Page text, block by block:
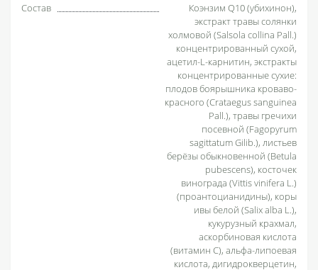
Состав
Коэнзим Q10 (убихинон),
экстракт травы солянки
холмовой (Salsola collina Pall.)
концентрированный сухой,
ацетил-L-карнитин, экстракты
концентрированные сухие:
плодов боярышника кроваво-
красного (Crataegus sanguinea
Pall.), травы гречихи
посевной (Fagopyrum
sagittatum Gilib.), листьев
берёзы обыкновенной (Betula
pubescens), косточек
винограда (Vittis vinifera L.)
(проантоцианидины), коры
ивы белой (Salix alba L.),
кукурузный крахмал,
аскорбиновая кислота
(витамин С), альфа-липоевая
кислота, дигидрокверцетин,